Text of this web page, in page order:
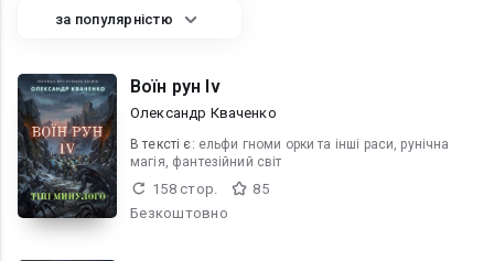
за популярністю
Воїн рун Iv
Олександр Кваченко
В текcті є: ельфи гноми орки та інші раси, рунічна
магія, фантезійний світ
158 стор.
85
Безкоштовно